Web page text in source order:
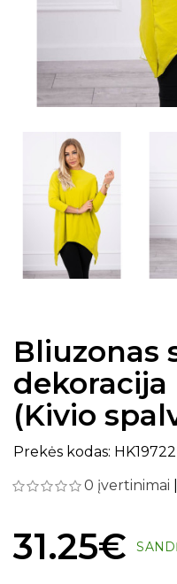
Bliuzonas
(Kivio
Prekės kodas: HK19722
0 įvertinimai
31.25€